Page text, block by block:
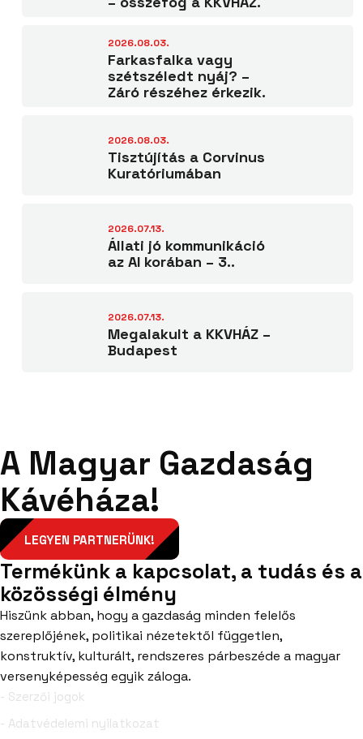
2026.08.03.
Farkasfalka vagy
szétszéledt nyáj? –
Záró részéhez érkezik.
2026.08.03.
Tisztújítás a Corvinus
Kuratóriumában
2026.07.13.
Állati jó kommunikáció
az AI korában – 3..
2026.07.13.
Megalakult a KKVHÁZ –
Budapest
A Magyar Gazdaság
Kávéháza!
LEGYEN PARTNERÜNK!
Termékünk a kapcsolat, a tudás és a
közösségi élmény
Hiszünk abban, hogy a gazdaság minden felelős
szereplőjének, politikai nézetektől független,
konstruktív, kulturált, rendszeres párbeszéde a magyar
versenyképesség egyik záloga.
- Szerzői jogok
- Adatvédelemi nyilatkozat